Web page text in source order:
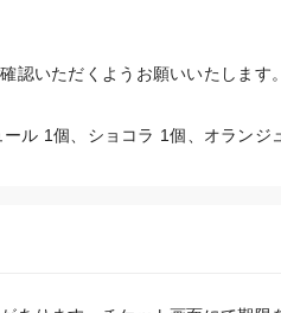
認いただくようお願いいたします。
ル 1個、ショコラ 1個、オランジ